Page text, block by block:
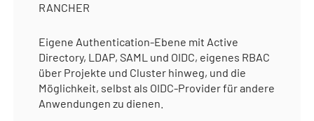
RANCHER
Eigene Authentication-Ebene mit Active
Directory, LDAP, SAML und OIDC, eigenes RBAC
über Projekte und Cluster hinweg, und die
Möglichkeit, selbst als OIDC-Provider für andere
Anwendungen zu dienen.